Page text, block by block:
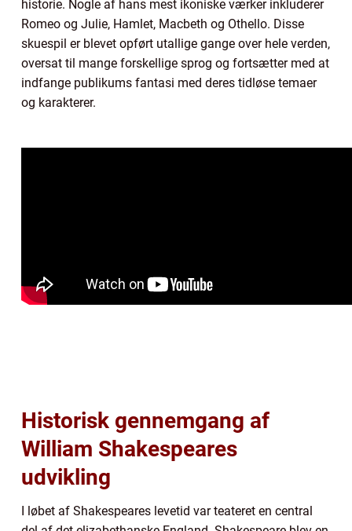
historie. Nogle af hans mest ikoniske værker inkluderer
Romeo og Julie, Hamlet, Macbeth og Othello. Disse
skuespil er blevet opført utallige gange over hele verden,
oversat til mange forskellige sprog og fortsætter med at
indfange publikums fantasi med deres tidløse temaer
og karakterer.
Historisk gennemgang af
William Shakespeares
udvikling
I løbet af Shakespeares levetid var teateret en central